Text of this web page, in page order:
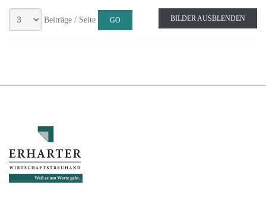
Beiträge / Seite BILDER AUSBLENDEN